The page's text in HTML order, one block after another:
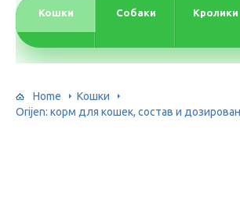
Кошки Собаки Кролики
Home
Кошки
Orijen: корм для кошек, состав и